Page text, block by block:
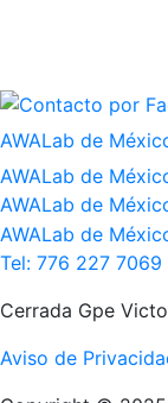
AWALab de
AWALab de
AWALab de
AWALab de
Tel: 776 227 7069
Cerrada Gpe
Aviso de